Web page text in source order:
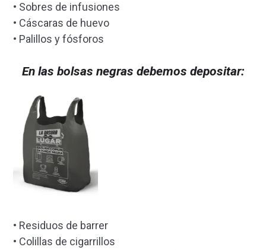
• Sobres de infusiones
• Cáscaras de huevo
• Palillos y fósforos
En las bolsas negras debemos depositar:
• Residuos de barrer
• Colillas de cigarrillos